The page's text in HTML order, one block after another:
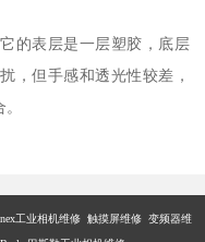
的表层是一层塑胶，底层
，但手感和透光性较差，
工业相机维修 触摸屏维修 变频器维